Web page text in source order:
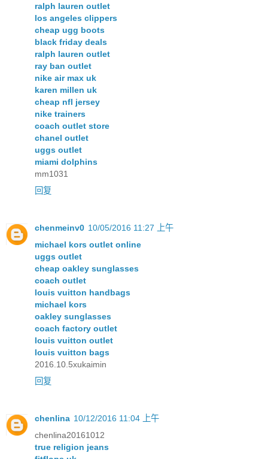
ralph lauren outlet
los angeles clippers
cheap ugg boots
black friday deals
ralph lauren outlet
ray ban outlet
nike air max uk
karen millen uk
cheap nfl jersey
nike trainers
coach outlet store
chanel outlet
uggs outlet
miami dolphins
mm1031
回复
chenmeinv0 10/05/2016 11:27 上午
michael kors outlet online
uggs outlet
cheap oakley sunglasses
coach outlet
louis vuitton handbags
michael kors
oakley sunglasses
coach factory outlet
louis vuitton outlet
louis vuitton bags
2016.10.5xukaimin
回复
chenlina 10/12/2016 11:04 上午
chenlina20161012
true religion jeans